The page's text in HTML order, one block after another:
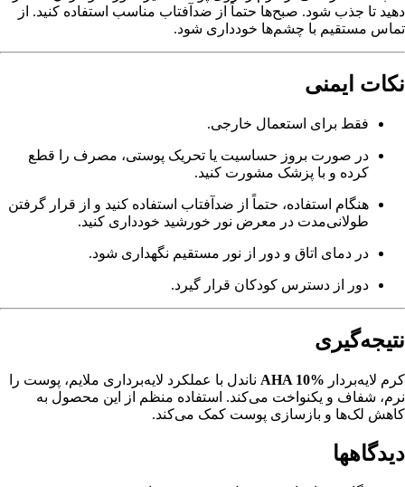
دهید تا جذب شود. صبح‌ها حتماً از ضدآفتاب مناسب استفاده کنید. از
تماس مستقیم با چشم‌ها خودداری شود.
نکات ایمنی
فقط برای استعمال خارجی.
در صورت بروز حساسیت یا تحریک پوستی، مصرف را قطع
کرده و با پزشک مشورت کنید.
هنگام استفاده، حتماً از ضدآفتاب استفاده کنید و از قرار گرفتن
طولانی‌مدت در معرض نور خورشید خودداری کنید.
در دمای اتاق و دور از نور مستقیم نگهداری شود.
دور از دسترس کودکان قرار گیرد.
نتیجه‌گیری
کرم لایه‌بردار AHA 10% ناندل با عملکرد لایه‌برداری ملایم، پوست را
نرم، شفاف و یکنواخت می‌کند. استفاده منظم از این محصول به
کاهش لک‌ها و بازسازی پوست کمک می‌کند.
دیدگاهها